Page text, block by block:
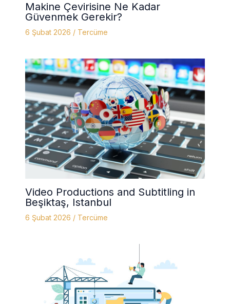
Makine Çevirisine Ne Kadar
Güvenmek Gerekir?
6 Şubat 2026 / Tercüme
Video Productions and Subtitling in
Beşiktaş, Istanbul
6 Şubat 2026 / Tercüme